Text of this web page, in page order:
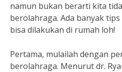
namun bukan berarti kita
berolahraga. Ada banyak
bisa dilakukan di rumah loh!
Pertama, mulailah dengan
berolahraga. Menurut dr.